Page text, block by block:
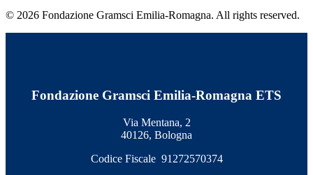
© 2026 Fondazione Gramsci Emilia-Romagna. All rights reserved.
Fondazione Gramsci Emilia-Romagna ETS
Via Mentana, 2
40126, Bologna
Codice Fiscale 91272570374